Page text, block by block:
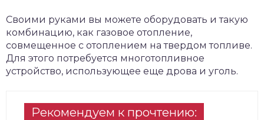
Своими руками вы можете оборудовать и такую
комбинацию, как газовое отопление,
совмещенное с отоплением на твердом топливе.
Для этого потребуется многотопливное
устройство, использующее еще дрова и уголь.
Рекомендуем к прочтению: